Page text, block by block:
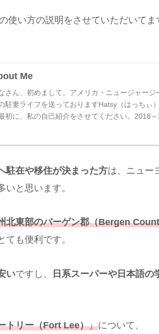
使い方の説明をさせていただいて
Me
さん、初めまして。アメリカ・ニュージャージ
駐妻ライフを送っておりますHatsy（はっちぃ
初に、私の自己紹介をさせてください。2018～
駐在や移住が決まった方は、ニュー
と思います。
北東部のバーゲン郡（Bergen
も便利です。
いですし、 日系スーパーや日本語の
トリー（Fort Lee）』について、